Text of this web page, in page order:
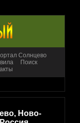
Солнцево
Поиск
Ново-